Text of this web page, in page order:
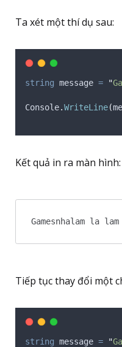
Ta xét một thí dụ sau:
string message = "
Console.WriteLine(
Kết quả in ra màn hình:
Gamesnhalam la
Tiếp tục thay đổi một
string message = "